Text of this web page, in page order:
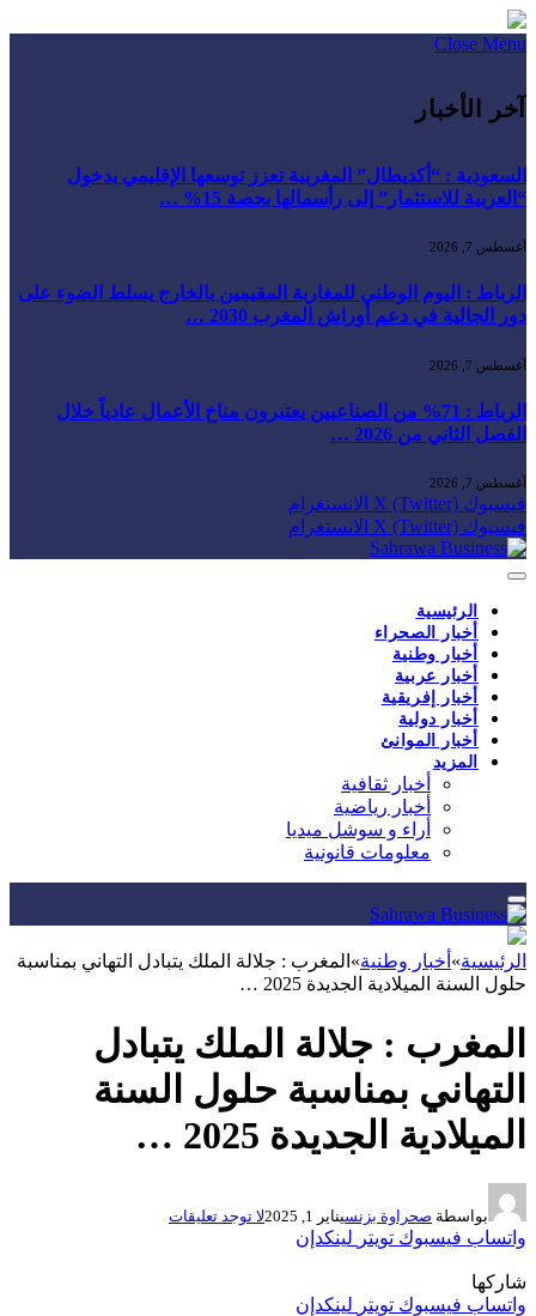
Close Menu
آخر الأخبار
السعودية : “أكديطال” المغربية تعزز توسعها الإقليمي بدخول
“العربية للاستثمار” إلى رأسمالها بحصة 15% …
أغسطس 7, 2026
الرباط : اليوم الوطني للمغاربة المقيمين بالخارج يسلط الضوء على
دور الجالية في دعم أوراش المغرب 2030 …
أغسطس 7, 2026
الرباط : 71% من الصناعيين يعتبرون مناخ الأعمال عادياً خلال
الفصل الثاني من 2026 …
أغسطس 7, 2026
فيسبوك X (Twitter) الانستغرام
فيسبوك X (Twitter) الانستغرام
الرئيسية
أخبار الصحراء
أخبار وطنية
أخبار عربية
أخبار إفريقية
أخبار دولية
أخبار الموانئ
المزيد
أخبار ثقافية
أخبار رياضية
أراء و سوشل ميديا
معلومات قانونية
الرئيسية» أخبار وطنية» المغرب : جلالة الملك يتبادل التهاني بمناسبة
حلول السنة الميلادية الجديدة 2025 …
المغرب : جلالة الملك يتبادل
التهاني بمناسبة حلول السنة
الميلادية الجديدة 2025 …
بواسطة صحراوة بزنسيناير 1, 2025 لا توجد تعليقات
واتساب فيسبوك تويتر لينكدإن
شاركها
واتساب فيسبوك تويتر لينكدإن